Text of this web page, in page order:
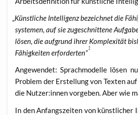
„Künst­li­che Intel­li­genz bezeich­net die
sys­te­men, auf sie zuge­schnit­te­ne
lösen, die auf­grund ihrer Kom­ple­xi­tät
Fähig­kei­ten erfor­der­ten”
1
Ange­wen­det: Sprach­mo­del­le lösen
Pro­blem der Erstel­lung von Tex­ten
die Nutzer:innen vor­ge­ben. Aber wie
In den Anfangs­zei­ten von künst­li­cher